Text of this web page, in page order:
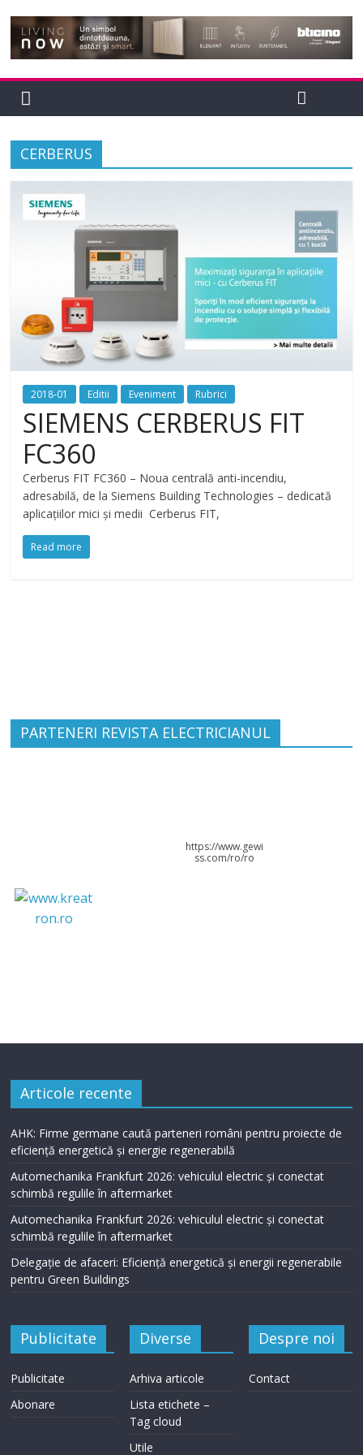
CERBERUS
2018-01 Editii Eveniment Rubrici
SIEMENS CERBERUS FIT
FC360
Cerberus FIT FC360 – Noua centrală anti-incendiu,
adresabilă, de la Siemens Building Technologies – dedicată
aplicaţiilor mici şi medii Cerberus FIT,
Read more
PARTENERI REVISTA ELECTRICIANUL
https://www.gewi
ss.com/ro/ro
Articole recente
AHK: Firme germane caută parteneri români pentru proiecte de
eficiență energetică și energie regenerabilă
Automechanika Frankfurt 2026: vehiculul electric și conectat
schimbă regulile în aftermarket
Automechanika Frankfurt 2026: vehiculul electric și conectat
schimbă regulile în aftermarket
Delegație de afaceri: Eficiență energetică și energii regenerabile
pentru Green Buildings
Publicitate
Publicitate
Abonare
Diverse
Arhiva articole
Lista etichete –
Tag cloud
Utile
Despre noi
Contact